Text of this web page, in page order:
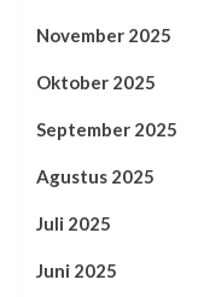
November 2025
Oktober 2025
September 2025
Agustus 2025
Juli 2025
Juni 2025